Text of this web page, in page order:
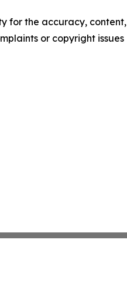
for the accuracy, content,
or copyright issues